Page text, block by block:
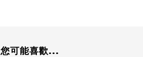
您可能喜歡...